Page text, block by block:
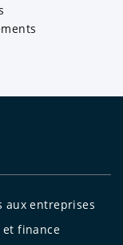
aux entreprises
et finance